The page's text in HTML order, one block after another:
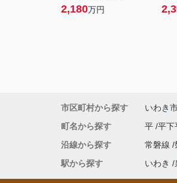
2,180万円
市区町村から探す
いわき
町名から探す
平 平下
沿線から探す
常磐線
駅から探す
いわき